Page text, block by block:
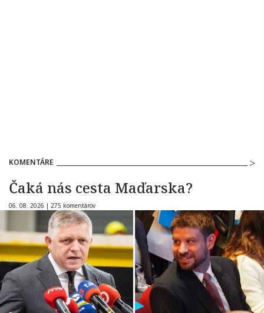
KOMENTÁRE
Čaká nás cesta Maďarska?
06. 08. 2026 | 275 komentárov